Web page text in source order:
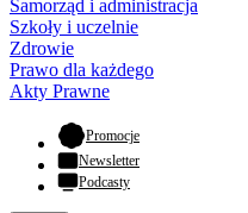
Samorząd i administracja
Szkoły i uczelnie
Zdrowie
Prawo dla każdego
Akty Prawne
Promocje- otwiera się w
Newsletter
Podcasty